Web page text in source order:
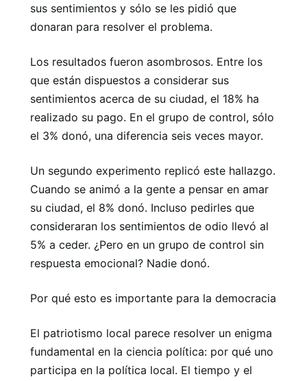
sus sentimientos y sólo se les pidió que
donaran para resolver el problema.
Los resultados fueron asombrosos. Entre los
que están dispuestos a considerar sus
sentimientos acerca de su ciudad, el 18% ha
realizado su pago. En el grupo de control, sólo
el 3% donó, una diferencia seis veces mayor.
Un segundo experimento replicó este hallazgo.
Cuando se animó a la gente a pensar en amar
su ciudad, el 8% donó. Incluso pedirles que
consideraran los sentimientos de odio llevó al
5% a ceder. ¿Pero en un grupo de control sin
respuesta emocional? Nadie donó.
Por qué esto es importante para la democracia
El patriotismo local parece resolver un enigma
fundamental en la ciencia política: por qué uno
participa en la política local. El tiempo y el